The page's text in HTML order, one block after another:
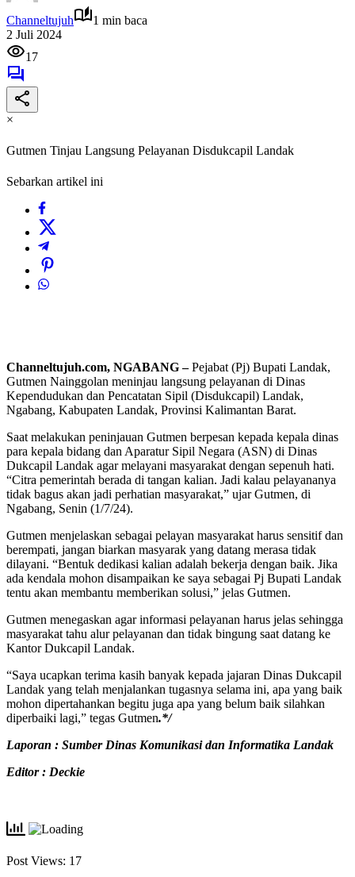
Channeltujuh
1 min baca
2 Juli 2024
17
×
Gutmen Tinjau Langsung Pelayanan Disdukcapil Landak
Sebarkan artikel ini
Channeltujuh.com, NGABANG –Pejabat (Pj) Bupati Landak,
Gutmen Nainggolan meninjau langsung pelayanan di Dinas
Kependudukan dan Pencatatan Sipil (Disdukcapil) Landak,
Ngabang, Kabupaten Landak, Provinsi Kalimantan Barat.
Saat melakukan peninjauan Gutmen berpesan kepada kepala dinas
para kepala bidang dan Aparatur Sipil Negara (ASN) di Dinas
Dukcapil Landak agar melayani masyarakat dengan sepenuh hati.
“Citra pemerintah berada di tangan kalian. Jadi kalau pelayananya
tidak bagus akan jadi perhatian masyarakat,” ujar Gutmen, di
Ngabang, Senin (1/7/24).
Gutmen menjelaskan sebagai pelayan masyarakat harus sensitif dan
berempati, jangan biarkan masyarak yang datang merasa tidak
dilayani. “Bentuk dedikasi kalian adalah bekerja dengan baik. Jika
ada kendala mohon disampaikan ke saya sebagai Pj Bupati Landak
tentu akan membantu memberikan solusi,” jelas Gutmen.
Gutmen menegaskan agar informasi pelayanan harus jelas sehingga
masyarakat tahu alur pelayanan dan tidak bingung saat datang ke
Kantor Dukcapil Landak.
“Saya ucapkan terima kasih banyak kepada jajaran Dinas Dukcapil
Landak yang telah menjalankan tugasnya selama ini, apa yang baik
mohon dipertahankan begitu juga apa yang belum baik silahkan
diperbaiki lagi,” tegas Gutmen.*/
Laporan : Sumber Dinas Komunikasi dan Informatika Landak
Editor : Deckie
Post Views: 17